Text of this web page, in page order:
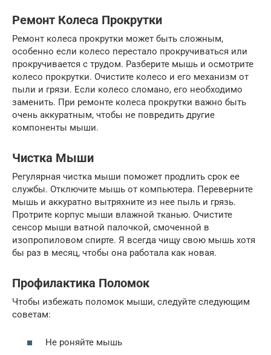
Ремонт Колеса Прокрутки
Ремонт колеса прокрутки может быть сложным,
особенно если колесо перестало прокручиваться или
прокручивается с трудом. Разберите мышь и осмотрите
колесо прокрутки. Очистите колесо и его механизм от
пыли и грязи. Если колесо сломано, его необходимо
заменить. При ремонте колеса прокрутки важно быть
очень аккуратным, чтобы не повредить другие
компоненты мыши.
Чистка Мыши
Регулярная чистка мыши поможет продлить срок ее
службы. Отключите мышь от компьютера. Переверните
мышь и аккуратно вытряхните из нее пыль и грязь.
Протрите корпус мыши влажной тканью. Очистите
сенсор мыши ватной палочкой, смоченной в
изопропиловом спирте. Я всегда чищу свою мышь хотя
бы раз в месяц, чтобы она работала как новая.
Профилактика Поломок
Чтобы избежать поломок мыши, следуйте следующим
советам:
Не роняйте мышь